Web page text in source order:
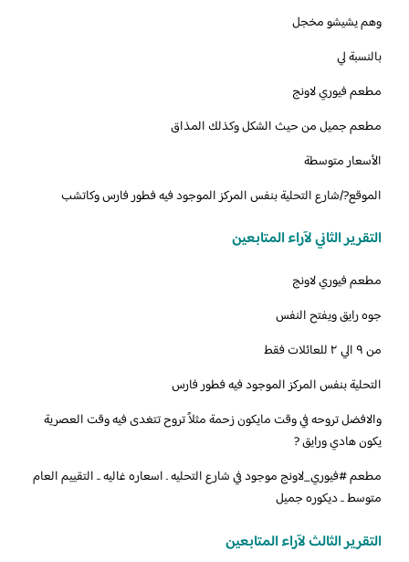
وهم يشيشو مخجل
بالنسبة لي
‏مطعم فيوري لاونج
مطعم جميل من حيث الشكل وكذلك المذاق
الأسعار متوسطة
الموقع?/شارع التحلية بنفس المركز الموجود فيه فطور فارس وكاتشب
التقرير الثاني لآراء المتابعين
‏‏مطعم فيوري لاونج
جوه رايق ويفتح النفس
من ٩ الي ٢ للعائلات فقط
التحلية بنفس المركز الموجود فيه فطور فارس
‏‎والافضل تروحه في وقت مايكون زحمة مثلاً تروح تتغدى فيه وقت العصرية
يكون هادي ورايق ?
‏مطعم ‎#فيوري_لاونج موجود في شارع التحليه . اسعاره غاليه .. التقييم العام
متوسط .. ديكوره جميل
التقرير الثالث لآراء المتابعين